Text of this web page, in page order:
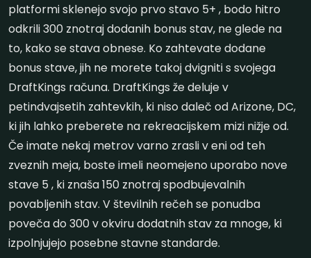
platformi sklenejo svojo prvo stavo 5+ , bodo hitro
odkrili 300 znotraj dodanih bonus stav, ne glede na
to, kako se stava obnese. Ko zahtevate dodane
bonus stave, jih ne morete takoj dvigniti s svojega
DraftKings računa. DraftKings že deluje v
petindvajsetih zahtevkih, ki niso daleč od Arizone, DC,
ki jih lahko preberete na rekreacijskem mizi nižje od.
Če imate nekaj metrov varno zrasli v eni od teh
zveznih meja, boste imeli neomejeno uporabo nove
stave 5 , ki znaša 150 znotraj spodbujevalnih
povabljenih stav. V številnih rečeh se ponudba
poveča do 300 v okviru dodatnih stav za mnoge, ki
izpolnjujejo posebne stavne standarde.